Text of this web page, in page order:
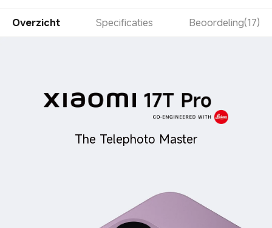
Overzicht Specificaties Beoordeling(17)
The Telephoto Master